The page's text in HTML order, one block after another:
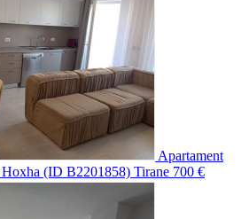
Apartament
(ID B2201858) Tirane 700 €